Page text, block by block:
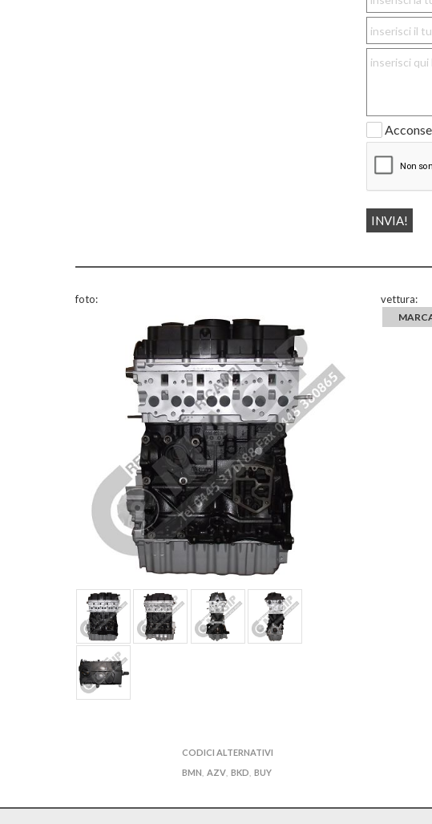
foto: vettura:
CODICI ALTERNATIVI
BMN AZV BKD BUY